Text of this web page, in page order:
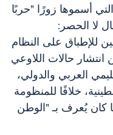
أسموها زورًا "حربًا
لا الحصر:
للإطباق على النظام
انتشار حالات اللاوعي
العربي والدولي،
خلافًا للمنظومة
كان يُعرف بـ "الوطن